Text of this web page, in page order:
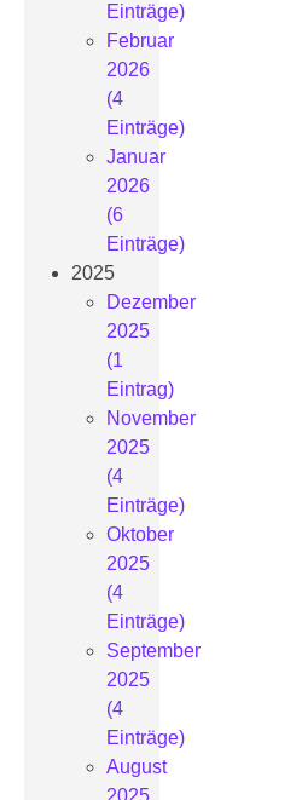
Einträge)
Februar
2026
(4
Einträge)
Januar
2026
(6
Einträge)
2025
Dezember
2025
(1
Eintrag)
November
2025
(4
Einträge)
Oktober
2025
(4
Einträge)
September
2025
(4
Einträge)
August